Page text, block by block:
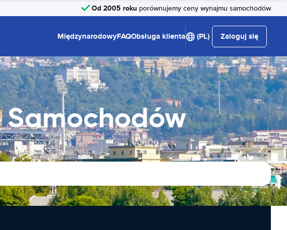
Od 2005 roku porównujemy ceny wynajmu samochodów
MiędzynarodowyFAQObsługa klienta (PL) Zaloguj się